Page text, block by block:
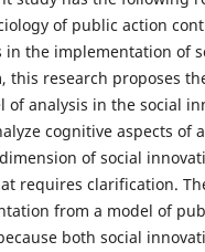
of public action
the implementation of
this research proposes
of analysis in the social
cognitive aspects of
of social
requires clarification.
from a model of
both social